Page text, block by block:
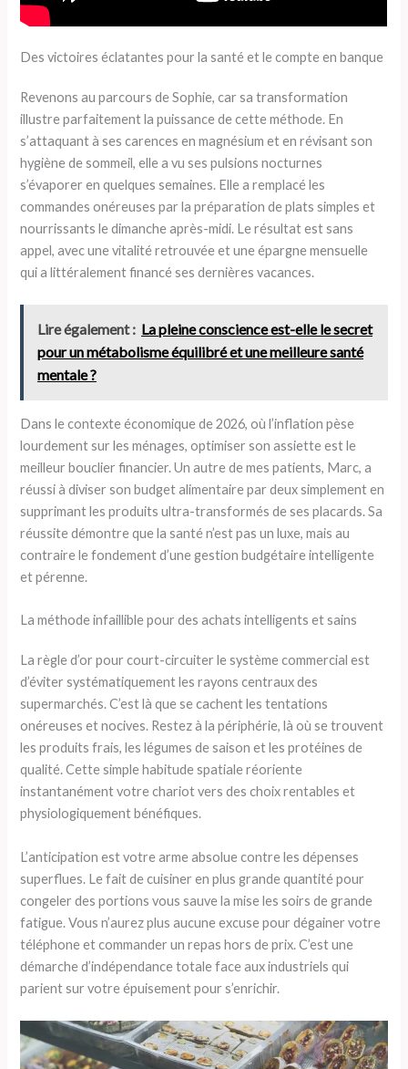
Des victoires éclatantes pour la santé et le compte en banque
Revenons au parcours de Sophie, car sa transformation
illustre parfaitement la puissance de cette méthode. En
s’attaquant à ses carences en magnésium et en révisant son
hygiène de sommeil, elle a vu ses pulsions nocturnes
s’évaporer en quelques semaines. Elle a remplacé les
commandes onéreuses par la préparation de plats simples et
nourrissants le dimanche après-midi. Le résultat est sans
appel, avec une vitalité retrouvée et une épargne mensuelle
qui a littéralement financé ses dernières vacances.
Lire également : La pleine conscience est-elle le secret
pour un métabolisme équilibré et une meilleure santé
mentale ?
Dans le contexte économique de 2026, où l’inflation pèse
lourdement sur les ménages, optimiser son assiette est le
meilleur bouclier financier. Un autre de mes patients, Marc, a
réussi à diviser son budget alimentaire par deux simplement en
supprimant les produits ultra-transformés de ses placards. Sa
réussite démontre que la santé n’est pas un luxe, mais au
contraire le fondement d’une gestion budgétaire intelligente
et pérenne.
La méthode infaillible pour des achats intelligents et sains
La règle d’or pour court-circuiter le système commercial est
d’éviter systématiquement les rayons centraux des
supermarchés. C’est là que se cachent les tentations
onéreuses et nocives. Restez à la périphérie, là où se trouvent
les produits frais, les légumes de saison et les protéines de
qualité. Cette simple habitude spatiale réoriente
instantanément votre chariot vers des choix rentables et
physiologiquement bénéfiques.
L’anticipation est votre arme absolue contre les dépenses
superflues. Le fait de cuisiner en plus grande quantité pour
congeler des portions vous sauve la mise les soirs de grande
fatigue. Vous n’aurez plus aucune excuse pour dégainer votre
téléphone et commander un repas hors de prix. C’est une
démarche d’indépendance totale face aux industriels qui
parient sur votre épuisement pour s’enrichir.